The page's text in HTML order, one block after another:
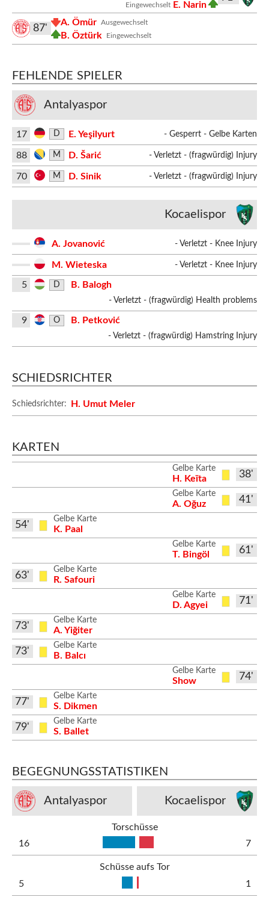
Eingewechselt E. Narin
Ausgewechselt
A. Ömür
Eingewechselt
B. Öztürk
87'
FEHLENDE SPIELER
Antalyaspor
17 D E. Yeşilyurt - Gesperrt - Gelbe Karten
88 M D. Šarić - Verletzt - (fragwürdig) Injury
70 M D. Sinik - Verletzt - (fragwürdig) Injury
Kocaelispor
A. Jovanović - Verletzt - Knee Injury
M. Wieteska - Verletzt - Knee Injury
5 D B. Balogh
- Verletzt - (fragwürdig) Health problems
9 O B. Petković
- Verletzt - (fragwürdig) Hamstring Injury
SCHIEDSRICHTER
Schiedsrichter: H. Umut Meler
KARTEN
38'
Gelbe Karte
H. Keïta
41'
Gelbe Karte
A. Oğuz
Gelbe Karte
K. Paal
54'
61'
Gelbe Karte
T. Bingöl
Gelbe Karte
R. Safouri
63'
71'
Gelbe Karte
D. Agyei
Gelbe Karte
A. Yiğiter
73'
Gelbe Karte
B. Balcı
73'
74'
Gelbe Karte
Show
Gelbe Karte
S. Dikmen
77'
Gelbe Karte
S. Ballet
79'
BEGEGNUNGSSTATISTIKEN
Antalyaspor Kocaelispor
Torschüsse
16
7
Schüsse aufs Tor
5
1